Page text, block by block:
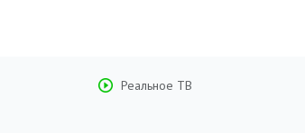
Реальное ТВ